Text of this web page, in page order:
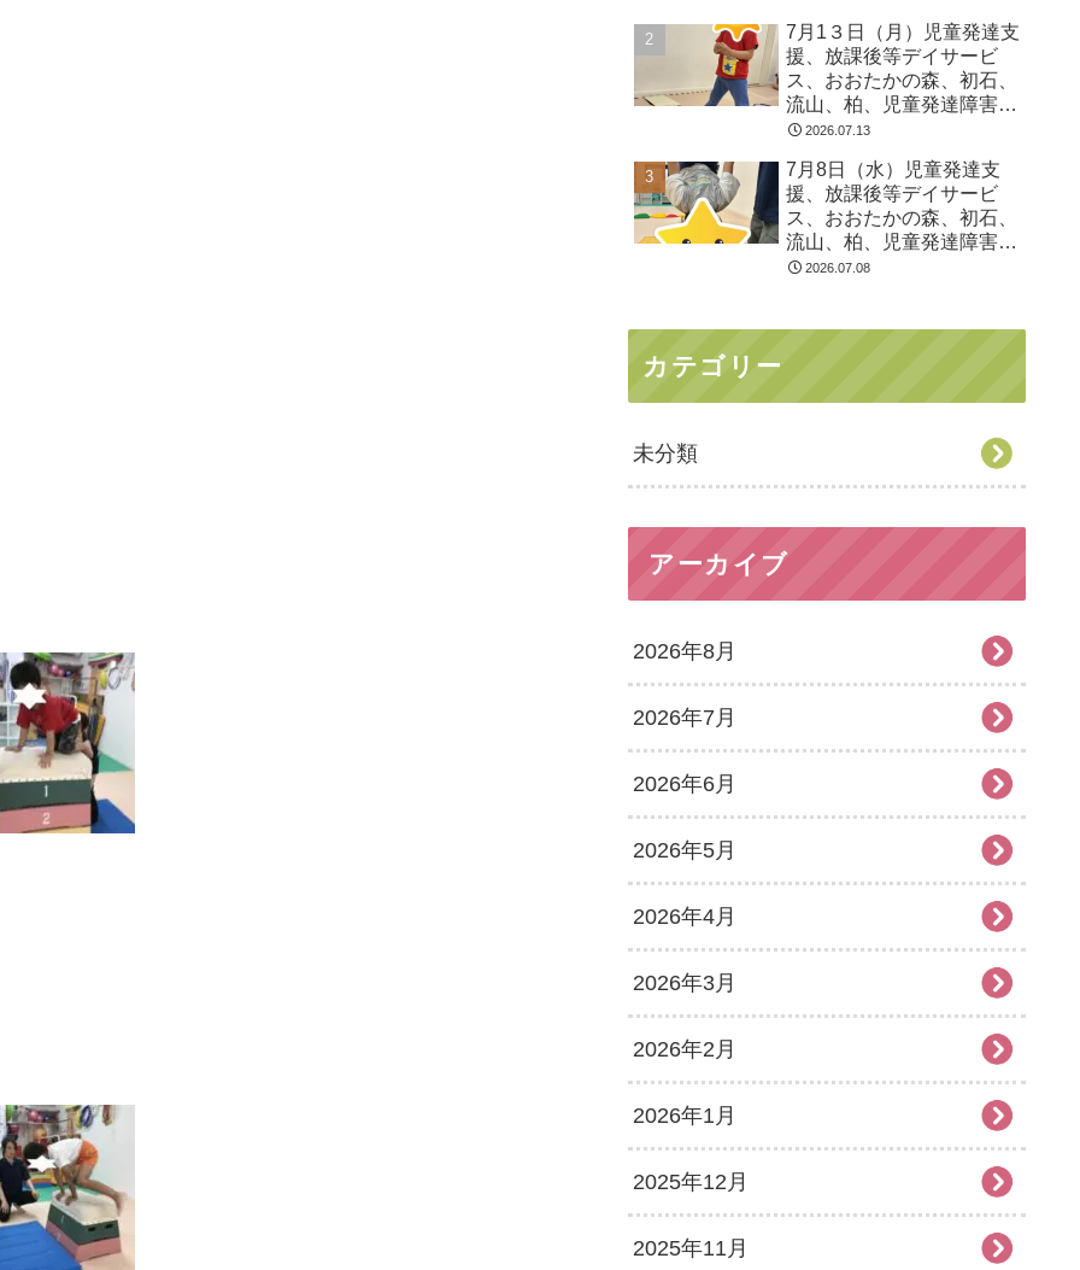
る 発達障害 放デイ 自
閉症 ADHD アスペルガ
ー症候
7月1３日（月）児童発達支
援、放課後等デイサービ
ス、おおたかの森、初石、
流山、柏、児童発達障害
運動療育 柳沢運動プログ
る 発達障害 放デイ 自
閉症 ADHD アスペルガ
ー症候
2026.07.13
7月8日（水）児童発達支
援、放課後等デイサービ
ス、おおたかの森、初石、
流山、柏、児童発達障害
運動療育 柳沢運動プログ
2026.07.08
カテゴリー
未分類
アーカイブ
2026年8月
2026年7月
2026年6月
2026年5月
2026年4月
2026年3月
2026年2月
2026年1月
2025年12月
2025年11月